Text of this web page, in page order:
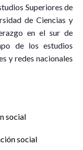
Superiores de
de Ciencias y
en el sur de
de los estudios
y redes nacionales
social
social